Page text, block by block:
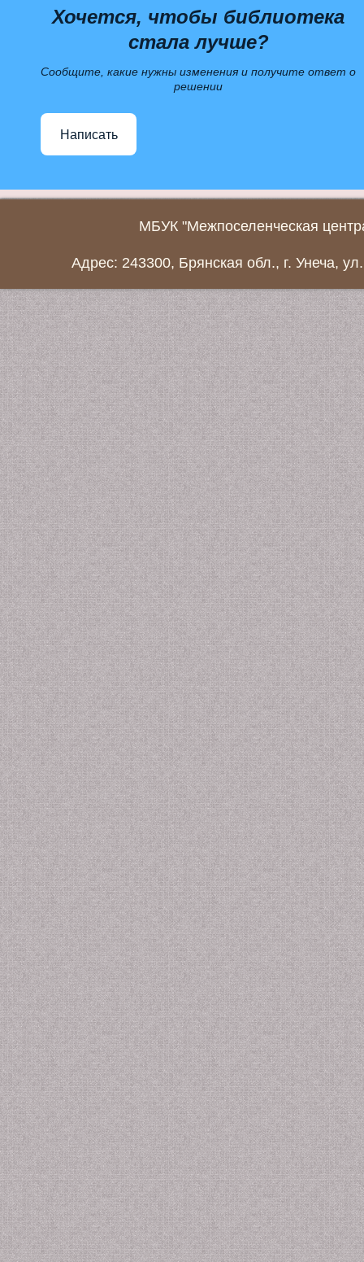
Хочется, чтобы библиотека
стала лучше?
Сообщите, какие нужны изменения и получите ответ о
решении
Написать
МБУК "Межпоселенческая
Адрес: 243300, Брянская обл., г. Унеча,